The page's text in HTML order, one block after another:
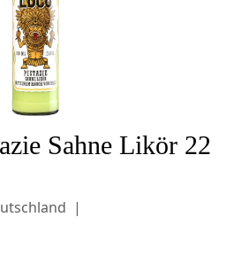
Sahne Likör 22